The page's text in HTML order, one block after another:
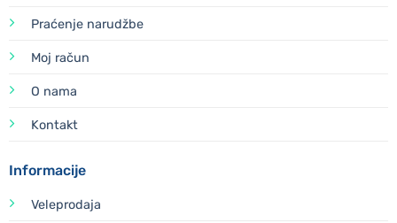
Praćenje narudžbe
Moj račun
O nama
Kontakt
Informacije
Veleprodaja